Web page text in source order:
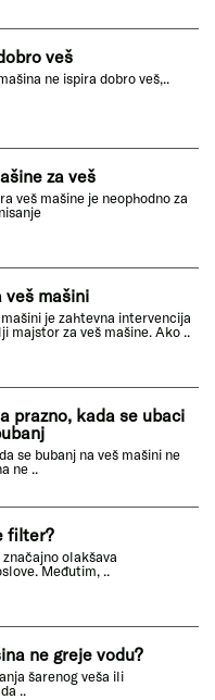
veš
ne ispira dobro veš,..
za veš
veš mašine je neophodno za
veš mašini
je zahtevna intervencija
majstor za veš mašine. Ako ..
prazno, kada se ubaci
se bubanj na veš mašini ne
ne ..
filter?
olakšava
Međutim, ..
ne greje vodu?
šarenog veša ili
..